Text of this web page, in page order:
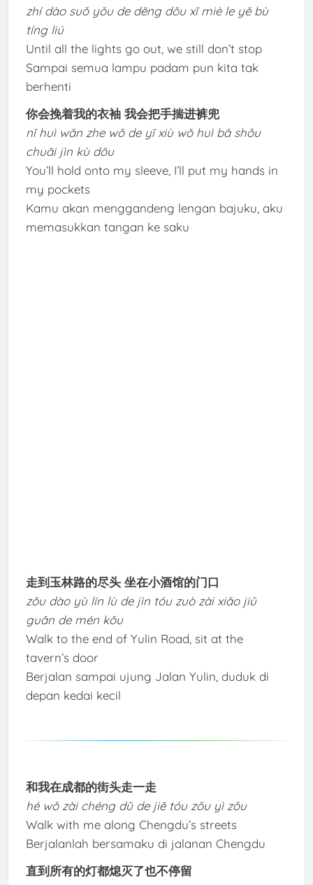
zhí dào suǒ yǒu de dēng dōu xī miè le yě bù
tíng liú
Until all the lights go out, we still don’t stop
Sampai semua lampu padam pun kita tak
berhenti
你会挽着我的衣袖 我会把手揣进裤兜
nǐ huì wǎn zhe wǒ de yī xiù wǒ huì bǎ shǒu
chuāi jìn kù dōu
You’ll hold onto my sleeve, I’ll put my hands in
my pockets
Kamu akan menggandeng lengan bajuku, aku
memasukkan tangan ke saku
走到玉林路的尽头 坐在小酒馆的门口
zǒu dào yù lín lù de jìn tóu zuò zài xiǎo jiǔ
guǎn de mén kǒu
Walk to the end of Yulin Road, sit at the
tavern’s door
Berjalan sampai ujung Jalan Yulin, duduk di
depan kedai kecil
和我在成都的街头走一走
hé wǒ zài chéng dū de jiē tóu zǒu yì zǒu
Walk with me along Chengdu’s streets
Berjalanlah bersamaku di jalanan Chengdu
直到所有的灯都熄灭了也不停留